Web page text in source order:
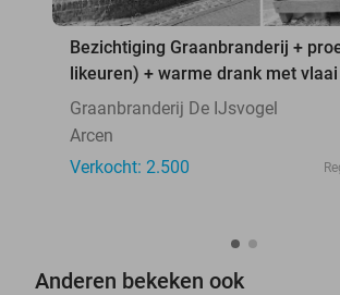
Bezichtiging Graanbranderij +
likeuren) + warme drank met
Graanbranderij De IJsvogel
Arcen
Verkocht: 2.500
Anderen bekeken ook